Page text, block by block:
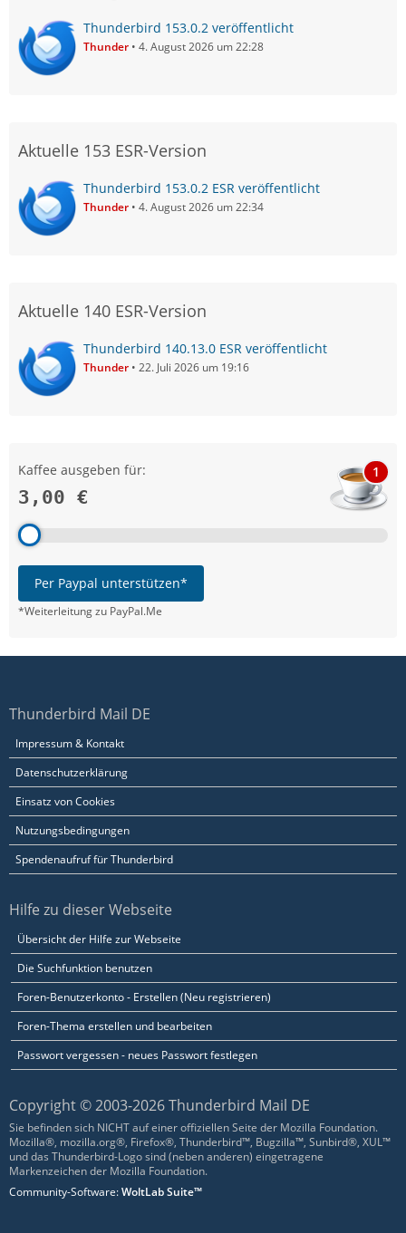
Thunderbird 153.0.2 veröffentlicht
Thunder 4. August 2026 um 22:28
Aktuelle 153 ESR-Version
Thunderbird 153.0.2 ESR veröffentlicht
Thunder 4. August 2026 um 22:34
Aktuelle 140 ESR-Version
Thunderbird 140.13.0 ESR veröffentlicht
Thunder 22. Juli 2026 um 19:16
Kaffee ausgeben für:
3,00 €
1
Per Paypal unterstützen*
*Weiterleitung zu PayPal.Me
Thunderbird Mail DE
Impressum & Kontakt
Datenschutzerklärung
Einsatz von Cookies
Nutzungsbedingungen
Spendenaufruf für Thunderbird
Hilfe zu dieser Webseite
Übersicht der Hilfe zur Webseite
Die Suchfunktion benutzen
Foren-Benutzerkonto - Erstellen (Neu registrieren)
Foren-Thema erstellen und bearbeiten
Passwort vergessen - neues Passwort festlegen
Copyright © 2003-2026 Thunderbird Mail DE
Sie befinden sich NICHT auf einer offiziellen Seite der Mozilla Foundation.
Mozilla®, mozilla.org®, Firefox®, Thunderbird™, Bugzilla™, Sunbird®, XUL™
und das Thunderbird-Logo sind (neben anderen) eingetragene
Markenzeichen der Mozilla Foundation.
Community-Software:WoltLab Suite™